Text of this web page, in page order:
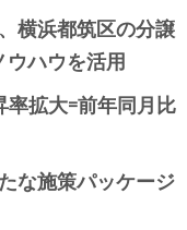
横浜都筑区の分譲
ハウを活用
拡大=前年同月比
な施策パッケージ